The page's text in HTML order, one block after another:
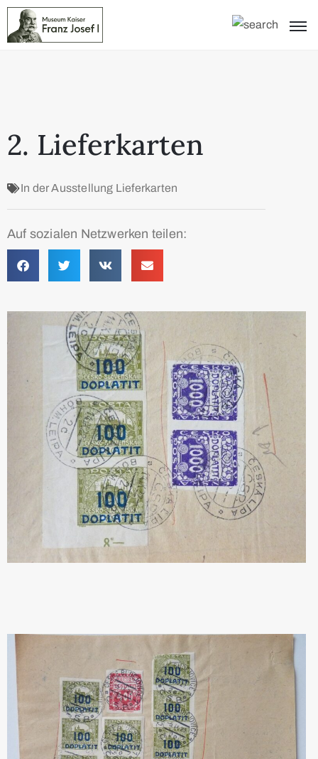
2. Lieferkarten
In der Ausstellung Lieferkarten
Auf sozialen Netzwerken teilen: